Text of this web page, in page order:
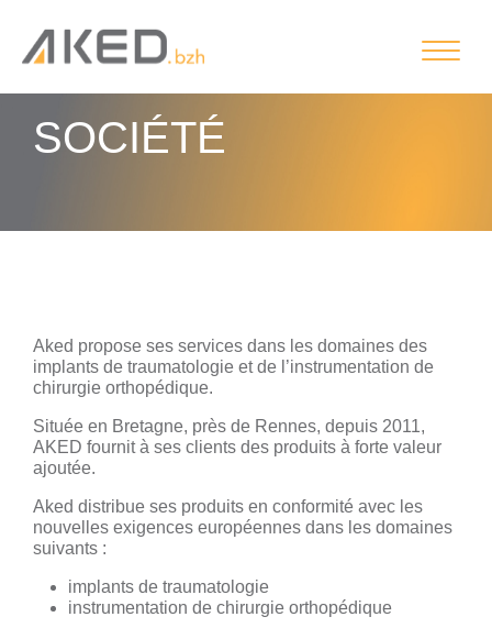
SOCIÉTÉ
Aked propose ses services dans les domaines des
implants de traumatologie et de l’instrumentation de
chirurgie orthopédique.
Située en Bretagne, près de Rennes, depuis 2011,
AKED fournit à ses clients des produits à forte valeur
ajoutée.
Aked distribue ses produits en conformité avec les
nouvelles exigences européennes dans les domaines
suivants :
implants de traumatologie
instrumentation de chirurgie orthopédique